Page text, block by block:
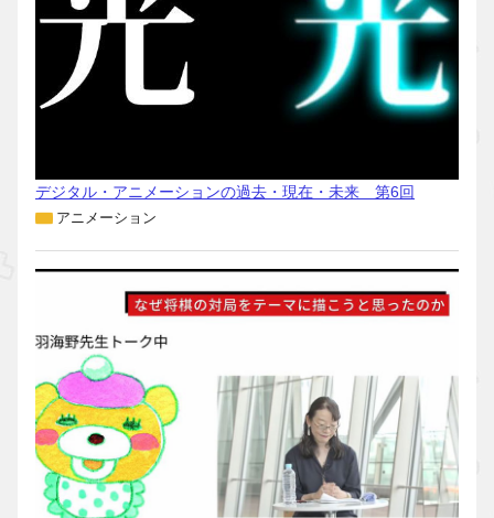
デジタル・アニメーションの過去・現在・未来 第6回
アニメーション